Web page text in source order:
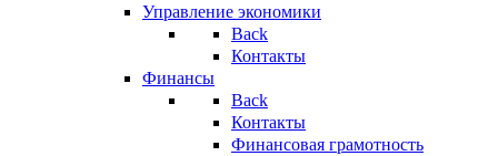
Управление экономики
Back
Контакты
Финансы
Back
Контакты
Финансовая грамотность